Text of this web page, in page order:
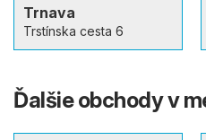
Trnava
Trstínska cesta 6
Ďalšie obchody v